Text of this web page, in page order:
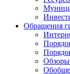
Обращения